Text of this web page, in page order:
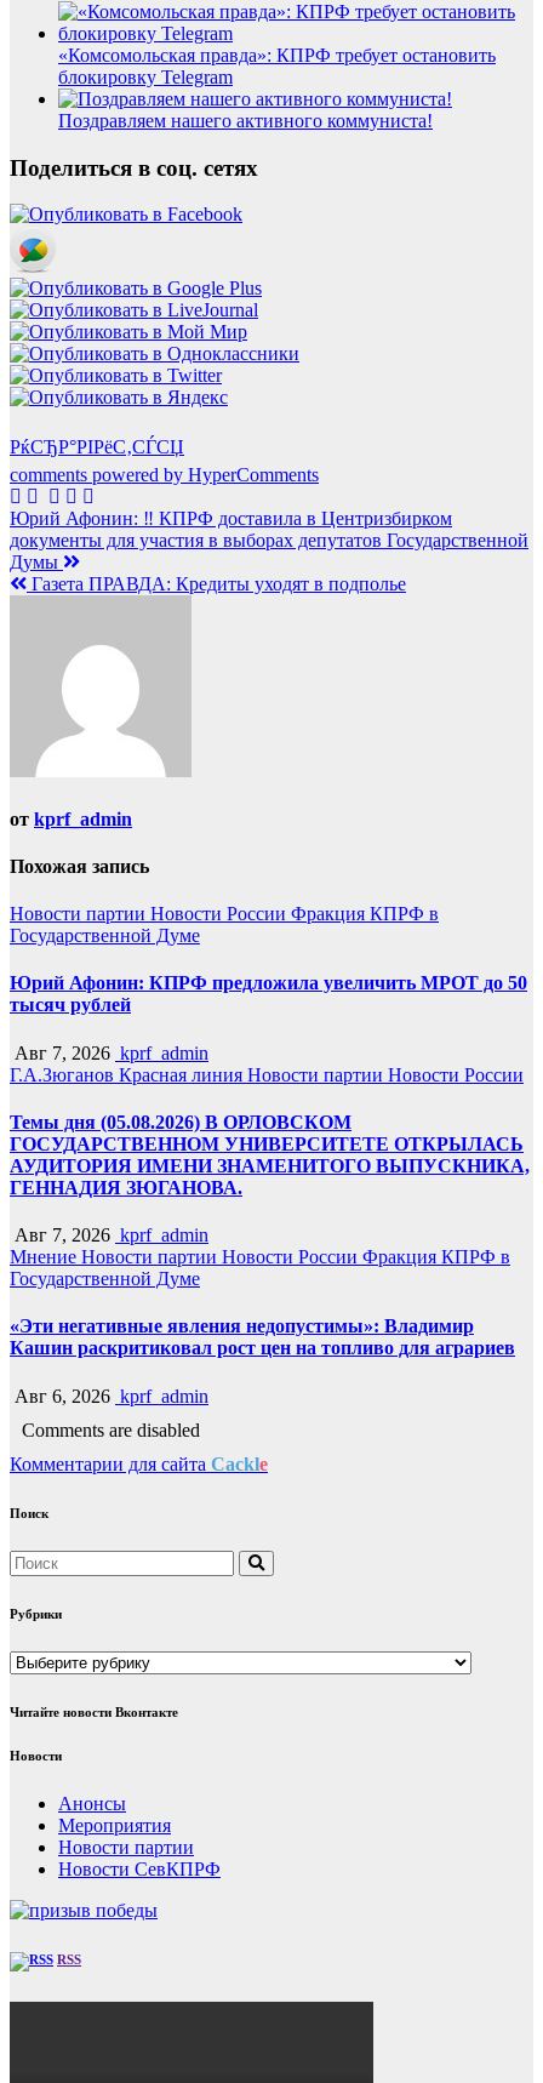
«Комсомольская правда»: КПРФ требует остановить
блокировку Telegram
Поздравляем нашего активного коммуниста!
Поделиться в соц. сетях
РќСЂР°РІРёС‚СЃСЏ
comments powered by HyperComments
Навигация
по
записям
Юрий Афонин: ‼️ КПРФ доставила в Центризбирком
документы для участия в выборах депутатов Государственной
Думы
Газета ПРАВДА: Кредиты уходят в подполье
от kprf_admin
Похожая запись
Новости партии Новости России Фракция КПРФ в
Государственной Думе
Юрий Афонин: КПРФ предложила увеличить МРОТ до 50
тысяч рублей
Авг 7, 2026 kprf_admin
Г.А.Зюганов Красная линия Новости партии Новости России
Темы дня (05.08.2026) В ОРЛОВСКОМ
ГОСУДАРСТВЕННОМ УНИВЕРСИТЕТЕ ОТКРЫЛАСЬ
АУДИТОРИЯ ИМЕНИ ЗНАМЕНИТОГО ВЫПУСКНИКА,
ГЕННАДИЯ ЗЮГАНОВА.
Авг 7, 2026 kprf_admin
Мнение Новости партии Новости России Фракция КПРФ в
Государственной Думе
«Эти негативные явления недопустимы»: Владимир
Кашин раскритиковал рост цен на топливо для аграриев
Авг 6, 2026 kprf_admin
Comments are disabled
Комментарии для сайта Cackle
Поиск
Рубрики
Рубрики
Читайте новости Вконтакте
Новости
Анонсы
Мероприятия
Новости партии
Новости СевКПРФ
RSS